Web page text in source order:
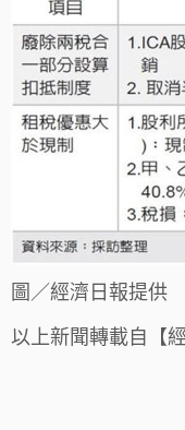
圖／經濟日報提供
以上新聞轉載自【